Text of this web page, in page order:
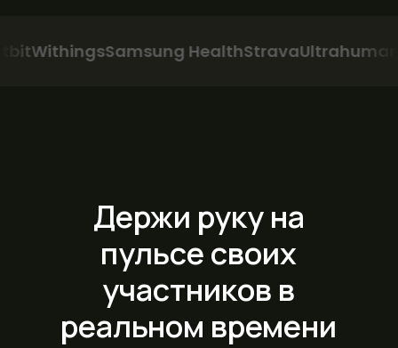
Samsung HealthStravaUltrahuman
Держи руку на
пульсе своих
участников в
реальном времени